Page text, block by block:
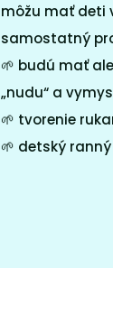
môžu mať deti
samostatný
🌱 budú mať
„nudu“ a
🌱 tvorenie
🌱 detský